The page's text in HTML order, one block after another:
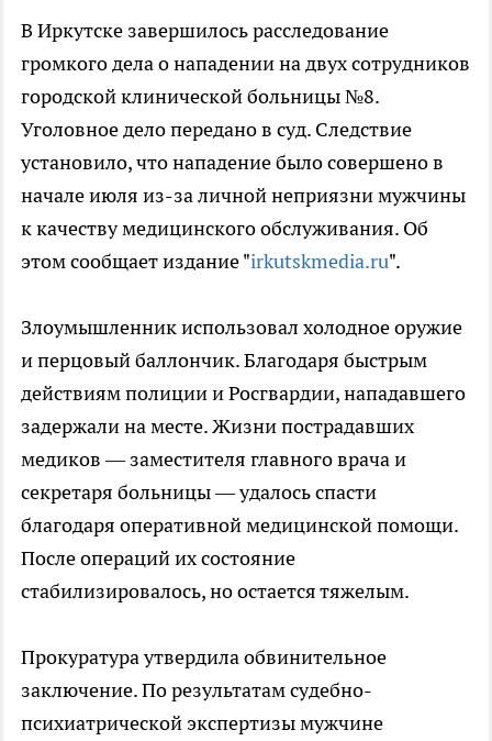
В Иркутске завершилось расследование
громкого дела о нападении на двух сотрудников
городской клинической больницы №8.
Уголовное дело передано в суд. Следствие
установило, что нападение было совершено в
начале июля из-за личной неприязни мужчины
к качеству медицинского обслуживания. Об
этом сообщает издание "irkutskmedia.ru".
Злоумышленник использовал холодное оружие
и перцовый баллончик. Благодаря быстрым
действиям полиции и Росгвардии, нападавшего
задержали на месте. Жизни пострадавших
медиков — заместителя главного врача и
секретаря больницы — удалось спасти
благодаря оперативной медицинской помощи.
После операций их состояние
стабилизировалось, но остается тяжелым.
Прокуратура утвердила обвинительное
заключение. По результатам судебно-
психиатрической экспертизы мужчине